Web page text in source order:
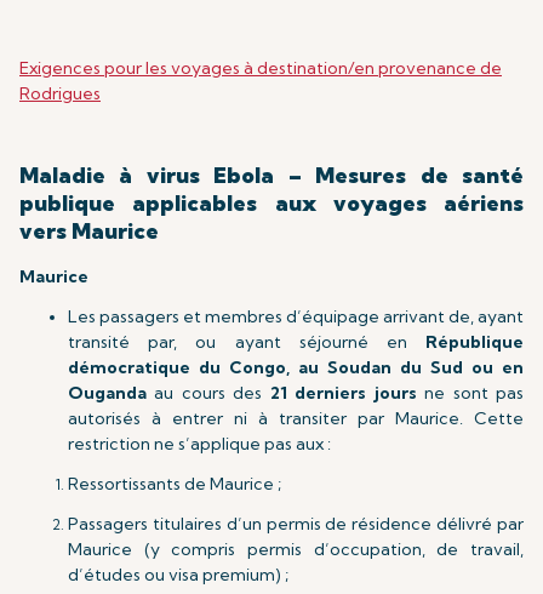
Exigences pour les voyages à destination/en provenance de
Rodrigues
Maladie à virus Ebola – Mesures de santé
publique applicables aux voyages aériens
vers Maurice
Maurice
Les passagers et membres d’équipage arrivant de, ayant
transité par, ou ayant séjourné en République
démocratique du Congo, au Soudan du Sud ou en
Ougandaau cours des 21 derniers jours ne sont pas
autorisés à entrer ni à transiter par Maurice. Cette
restriction ne s’applique pas aux :
Ressortissants de Maurice ;
Passagers titulaires d’un permis de résidence délivré par
Maurice (y compris permis d’occupation, de travail,
d’études ou visa premium) ;